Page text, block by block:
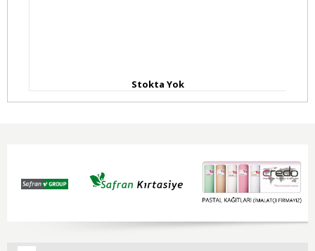
Stokta Yok